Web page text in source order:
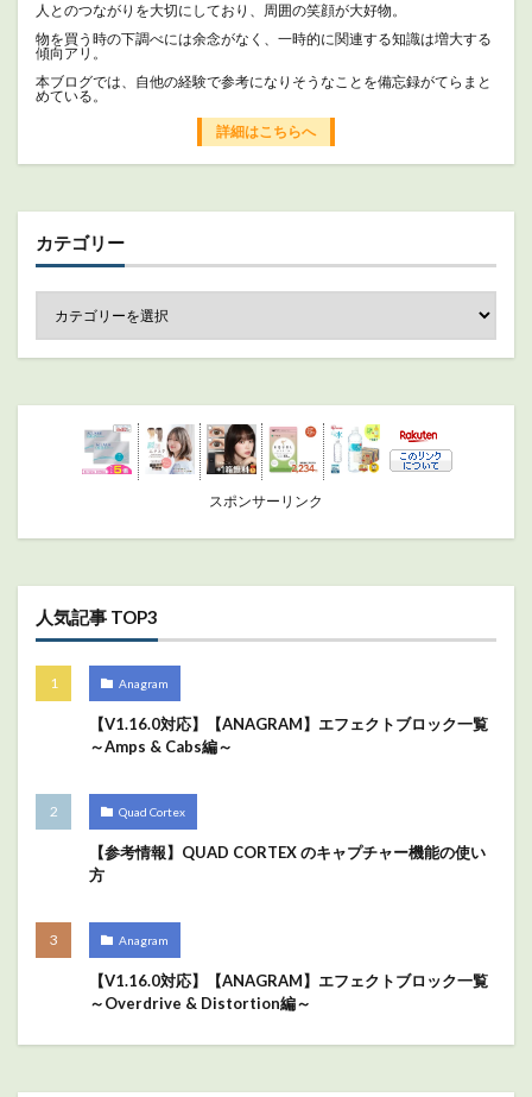
人とのつながりを大切にしており、周囲の笑顔が大好物。
物を買う時の下調べには余念がなく、一時的に関連する知識は増大する
傾向アリ。
本ブログでは、自他の経験で参考になりそうなことを備忘録がてらまと
めている。
詳細はこちらへ
カテゴリー
スポンサーリンク
人気記事 TOP3
Anagram
【V1.16.0対応】【ANAGRAM】エフェクトブロック一覧
～Amps & Cabs編～
Quad Cortex
【参考情報】QUAD CORTEX のキャプチャー機能の使い
方
Anagram
【V1.16.0対応】【ANAGRAM】エフェクトブロック一覧
～Overdrive & Distortion編～